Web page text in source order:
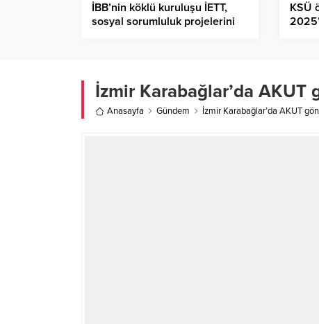
İBB’nin köklü kuruluşu İETT,
sosyal sorumluluk projelerini
KSÜ
İzmir Karabağlar’da AKUT
Anasayfa Gündem İzmir Karabağlar’da AKUT